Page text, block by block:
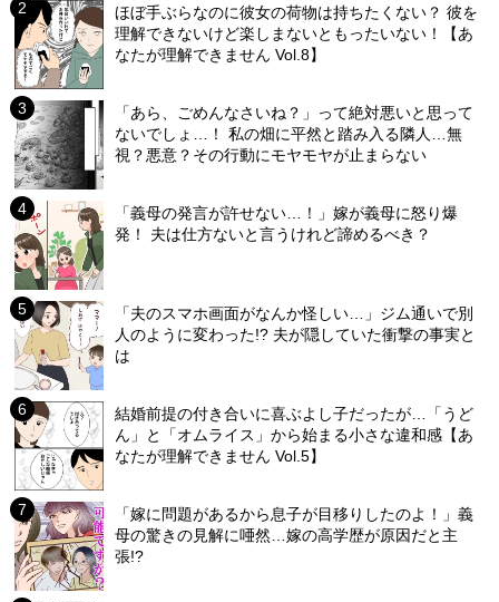
ほぼ手ぶらなのに彼女の荷物は持ちたくない？ 彼を
理解できないけど楽しまないともったいない！【あ
なたが理解できません Vol.8】
「あら、ごめんなさいね？」って絶対悪いと思って
ないでしょ…！ 私の畑に平然と踏み入る隣人…無
視？悪意？その行動にモヤモヤが止まらない
「義母の発言が許せない…！」嫁が義母に怒り爆
発！ 夫は仕方ないと言うけれど諦めるべき？
「夫のスマホ画面がなんか怪しい…」ジム通いで別
人のように変わった!? 夫が隠していた衝撃の事実と
は
結婚前提の付き合いに喜ぶよし子だったが…「うど
ん」と「オムライス」から始まる小さな違和感【あ
なたが理解できません Vol.5】
「嫁に問題があるから息子が目移りしたのよ！」義
母の驚きの見解に唖然…嫁の高学歴が原因だと主
張!?